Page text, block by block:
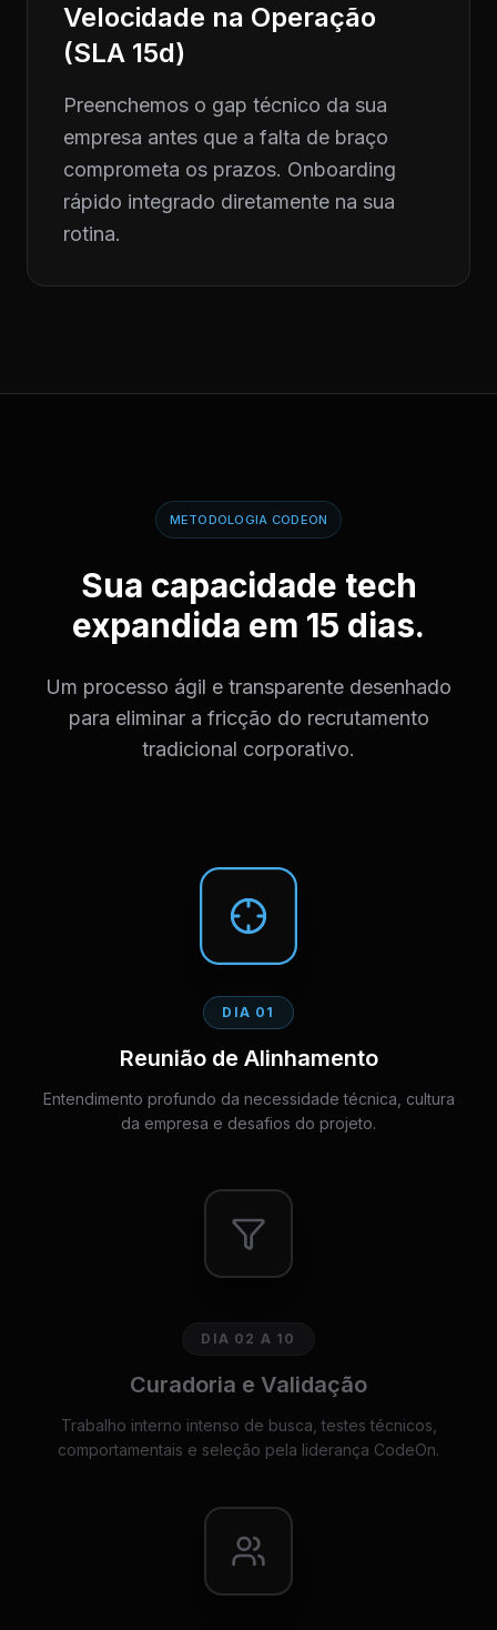
Velocidade na Operação
(SLA 15d)
Preenchemos o gap técnico da sua
empresa antes que a falta de braço
comprometa os prazos. Onboarding
rápido integrado diretamente na sua
rotina.
METODOLOGIA CODEON
Sua capacidade tech
expandida em 15 dias.
Um processo ágil e transparente desenhado
para eliminar a fricção do recrutamento
tradicional corporativo.
DIA 01
Reunião de Alinhamento
Entendimento profundo da necessidade técnica, cultura
da empresa e desafios do projeto.
DIA 02 A 10
Curadoria e Validação
Trabalho interno intenso de busca, testes técnicos,
comportamentais e seleção pela liderança CodeOn.